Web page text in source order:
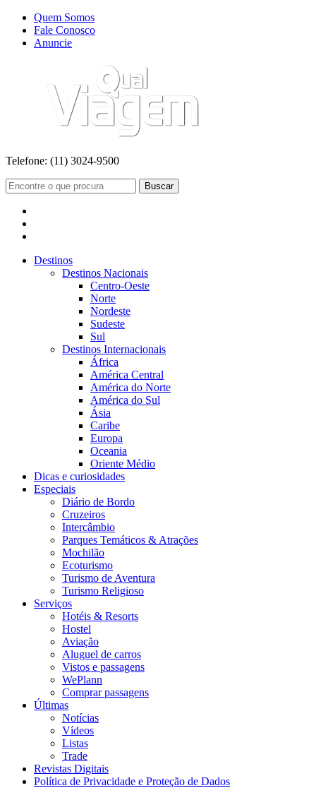
Quem Somos
Fale Conosco
Anuncie
Telefone: (11) 3024-9500
Buscar
Destinos
Destinos Nacionais
Centro-Oeste
Norte
Nordeste
Sudeste
Sul
Destinos Internacionais
África
América Central
América do Norte
América do Sul
Ásia
Caribe
Europa
Oceania
Oriente Médio
Dicas e curiosidades
Especiais
Diário de Bordo
Cruzeiros
Intercâmbio
Parques Temáticos & Atrações
Mochilão
Ecoturismo
Turismo de Aventura
Turismo Religioso
Serviços
Hotéis & Resorts
Hostel
Aviação
Aluguel de carros
Vistos e passagens
WePlann
Comprar passagens
Últimas
Notícias
Vídeos
Listas
Trade
Revistas Digitais
Política de Privacidade e Proteção de Dados